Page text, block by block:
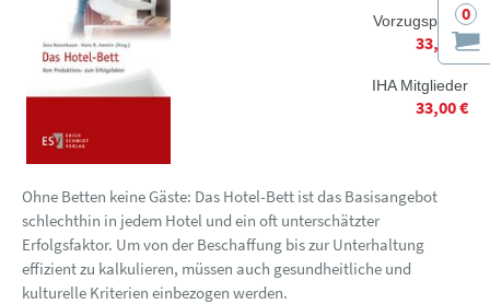
0
Vorzugspreis*
33,00 €
IHA Mitglieder
33,00 €
Ohne Betten keine Gäste: Das Hotel-Bett ist das Basisangebot
schlechthin in jedem Hotel und ein oft unterschätzter
Erfolgsfaktor. Um von der Beschaffung bis zur Unterhaltung
effizient zu kalkulieren, müssen auch gesundheitliche und
kulturelle Kriterien einbezogen werden.